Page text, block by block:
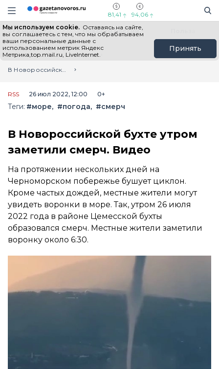
Информационный портал "ГазетаНоворос.ру"
Навигация сайта
81,41 94,06
Мы используем cookie. Оставаясь на сайте,
вы соглашаетесь с тем, что мы обрабатываем
ваши персональные данные с
использованием метрик Яндекс
Метрика,top.mail.ru, LiveInternet.
Принять
Все новости Новости России
Главная
Лента новостей
В Новороссийской бухте утром заметили смерч. Видео
RSS 26 июл 2022, 12:00 0+
Теги: #море #погода #смерч
В Новороссийской бухте утром
заметили смерч. Видео
На протяжении нескольких дней на
Черноморском побережье бушует циклон.
Кроме частых дождей, местные жители могут
увидеть воронки в море. Так, утром 26 июля
2022 года в районе Цемесской бухты
образовался смерч. Местные жители заметили
воронку около 6:30.